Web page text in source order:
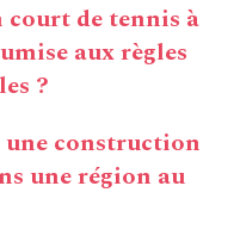
de tennis à
aux règles
?
construction
une région au